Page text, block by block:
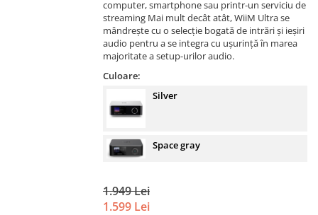
computer, smartphone sau printr-un serviciu de
streaming Mai mult decât atât, WiiM Ultra se
mândrește cu o selecție bogată de intrări și ieșiri
audio pentru a se integra cu ușurință în marea
majoritate a setup-urilor audio.
Culoare:
Silver
Space gray
1.949 Lei
1.599 Lei